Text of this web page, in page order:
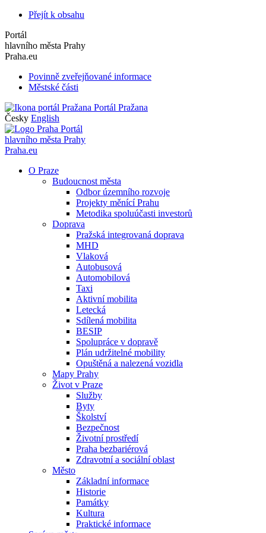
Přejít k obsahu
Portál
hlavního města Prahy
Praha.eu
Povinně zveřejňované informace
Městské části
Portál Pražana
Česky English
Portál
hlavního města Prahy
Praha.eu
O Praze
Budoucnost města
Odbor územního rozvoje
Projekty měnící Prahu
Metodika spoluúčasti investorů
Doprava
Pražská integrovaná doprava
MHD
Vlaková
Autobusová
Automobilová
Taxi
Aktivní mobilita
Letecká
Sdílená mobilita
BESIP
Spolupráce v dopravě
Plán udržitelné mobility
Opuštěná a nalezená vozidla
Mapy Prahy
Život v Praze
Služby
Byty
Školství
Bezpečnost
Životní prostředí
Praha bezbariérová
Zdravotní a sociální oblast
Město
Základní informace
Historie
Památky
Kultura
Praktické informace